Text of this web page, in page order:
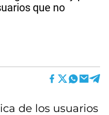
que no
de los usuarios